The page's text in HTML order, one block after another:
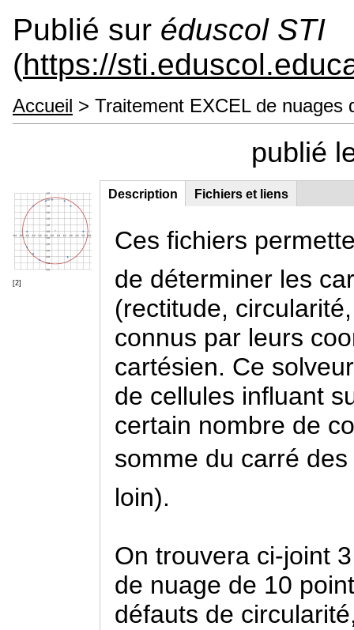
Publié sur éduscol STI
(https://
Accueil > Traitement EXCEL de nuages
publié
[2]
Contenu principal
Description (onglet
actif)
Fichiers et liens
Ces fichiers
de déterminer les
(rectitude,
connus par leurs
cartésien. Ce
de cellules influant
certain nombre de
somme du carré des
loin).
On trouvera ci-joint
de nuage de 10
défauts de